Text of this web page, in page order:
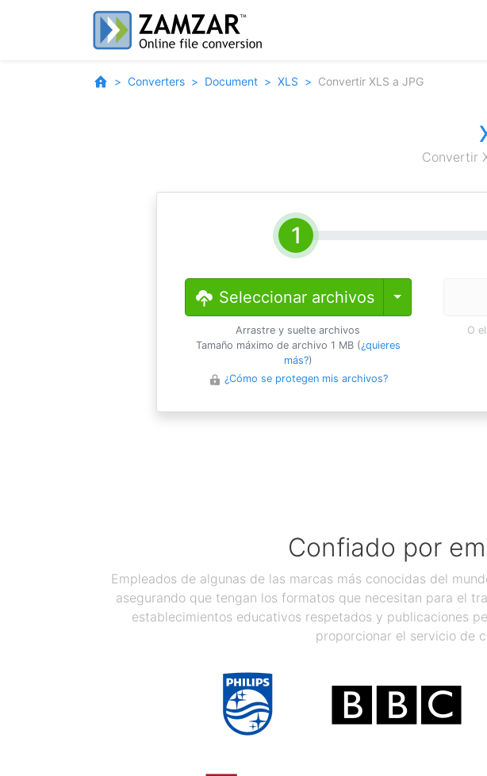
Converters Document XLS Convertir XLS a JPG
Convertir
Seleccionar archivos Toggle
Arrastre y suelte archivos
Tamaño máximo de archivo 1 MB (¿quieres
más?)
¿Cómo se protegen mis archivos?
O
Confiado por
Empleados de algunas de las marcas más conocidas del
asegurando que tengan los formatos que necesitan para el
establecimientos educativos respetados y publicaciones
proporcionar el servicio de